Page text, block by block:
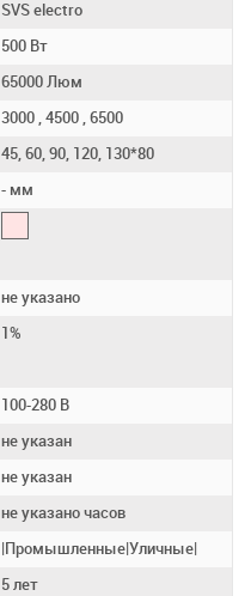
SVS electro
500 Вт
65000 Люм
3000 , 4500 , 6500
45, 60, 90, 120, 130*80
- мм
не указано
1%
100-280 В
не указан
не указан
не указано часов
|Промышленные|Уличные|
5 лет